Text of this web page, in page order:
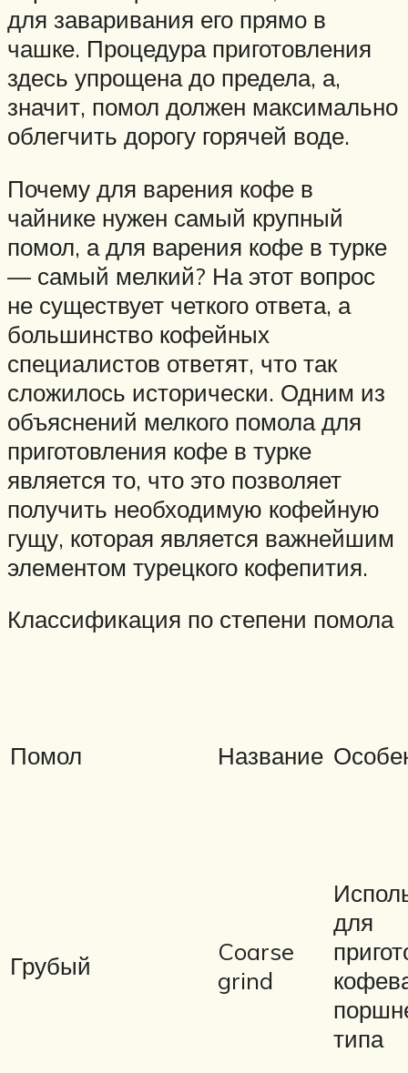
для заваривания его прямо в
чашке. Процедура приготовления
здесь упрощена до предела, а,
значит, помол должен максимально
облегчить дорогу горячей воде.
Почему для варения кофе в
чайнике нужен самый крупный
помол, а для варения кофе в турке
— самый мелкий? На этот вопрос
не существует четкого ответа, а
большинство кофейных
специалистов ответят, что так
сложилось исторически. Одним из
объяснений мелкого помола для
приготовления кофе в турке
является то, что это позволяет
получить необходимую кофейную
гущу, которая является важнейшим
элементом турецкого кофепития.
Классификация по степени помола
Помол Название
Грубый
Coarse
grind
для
типа